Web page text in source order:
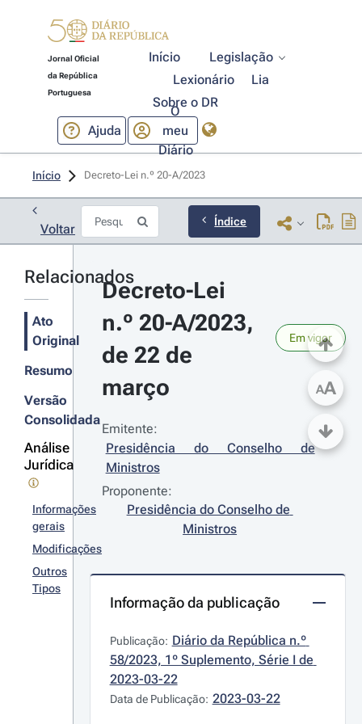
Jornal Oficial
da República
Portuguesa
Início
Legislação
Lexionário
Lia
Sobre o DR
Ajuda
O
meu
Diário
Início Decreto-Lei n.º 20-A/2023
Voltar
Índice
Relacionados
Ato
Original
Resumo
Versão
Consolidada
Análise
Jurídica
Informações
gerais
Modificações
Outros
Tipos
Decreto-Lei
n.º 20-A/2023,
de 22 de
março
Em vigor
Emitente:
Presidência do Conselho de
Ministros
Proponente:
Presidência do Conselho de
Ministros
Informação da publicação
Publicação: Diário da República n.º
58/2023, 1º Suplemento, Série I de
2023-03-22
Data de Publicação: 2023-03-22
AA